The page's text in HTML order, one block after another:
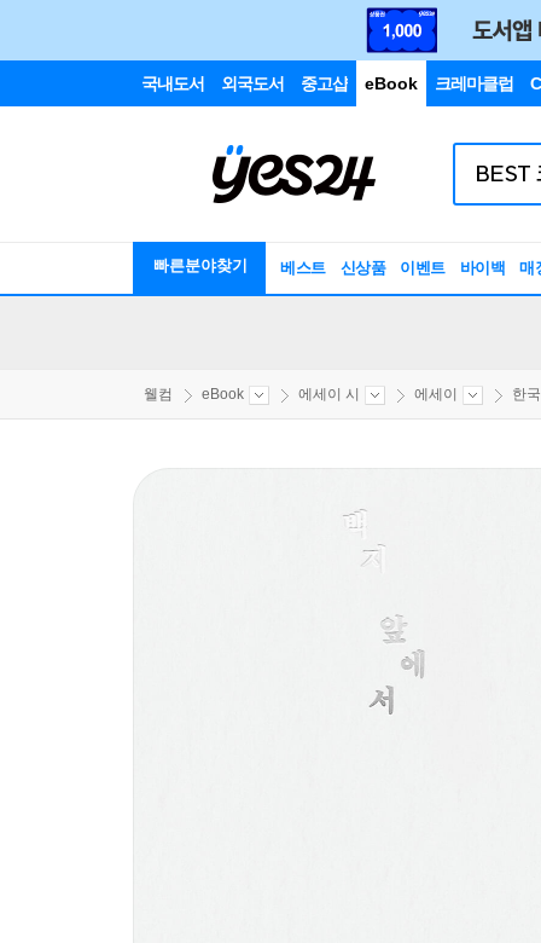
국내도서 외국도서 중고샵 eBook 크레마클럽
빠른분야찾기 베스트 신상품 이벤트 바이백 매
웰컴 eBook 에세이 시 에세이 한